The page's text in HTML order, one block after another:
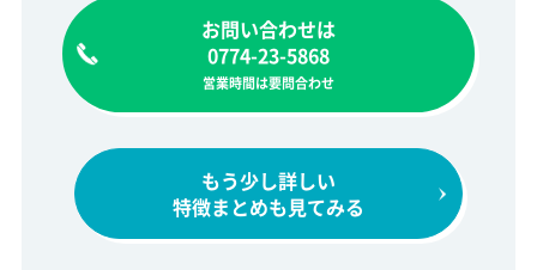
お問い合わせは
0774-23-5868
営業時間は要問合わせ
もう少し詳しい
特徴まとめも見てみる